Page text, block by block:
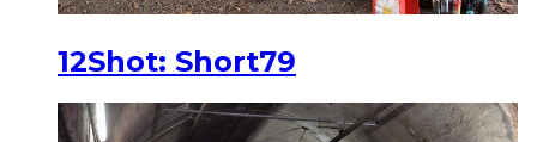
12Shot: Short79